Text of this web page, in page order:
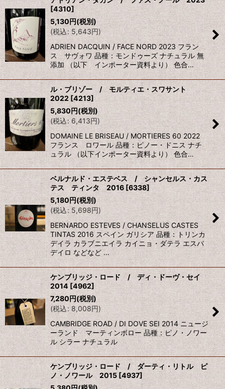
[4310]
5,130円(税別)
(税込: 5,643円)
ADRIEN DACQUIN / FACE NORD 2023 フラン
ス サヴォワ 品種：モンドゥーズ ナチュラル 無
添加 （以下 インポーター資料より） 色合…
ル・ブリゾー / モルティエ・スワサント
2022 [4213]
5,830円(税別)
(税込: 6,413円)
DOMAINE LE BRISEAU / MORTIERES 60 2022
フランス ロワール 品種：ピノー・ドニス ナチ
ュラル （以下インポーター資料より） 色合…
ベルナルド・エステベス / シャンセルス・カス
テス ティンタ 2016 [6338]
5,180円(税別)
(税込: 5,698円)
BERNARDO ESTEVES / CHANSELUS CASTES
TINTAS 2016 スペイン ガリシア 品種：トリンカ
デイラ カラブニエイラ カイニョ・ダテラ エスパ
デイロ などなど …
ケンブリッジ・ロード / ディ・ドーヴ・セイ
2014 [4962]
7,280円(税別)
(税込: 8,008円)
CAMBRIDGE ROAD / DI DOVE SEI 2014 ニュージ
ーランド マーティンボロー 品種：ピノ・ノワー
ル シラー ナチュラル
ケンブリッジ・ロード / ダーティ・リトル ピ
ノ・ノワール 2015 [4937]